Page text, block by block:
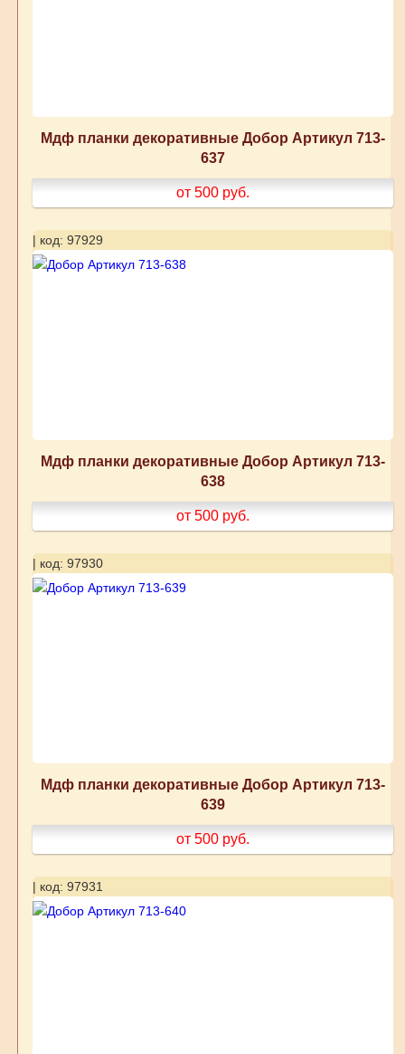
Мдф планки декоративные Добор Артикул 713-
637
от 500 руб.
| код: 97929
Мдф планки декоративные Добор Артикул 713-
638
от 500 руб.
| код: 97930
Мдф планки декоративные Добор Артикул 713-
639
от 500 руб.
| код: 97931